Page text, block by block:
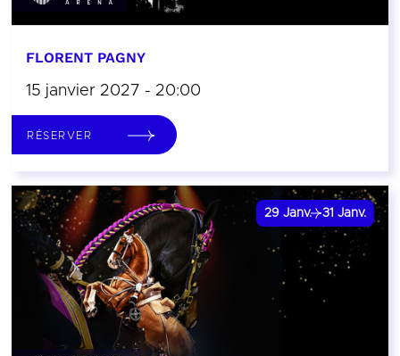
FLORENT PAGNY
15 janvier 2027 - 20:00
RÉSERVER
29 Janv. 31 Janv.